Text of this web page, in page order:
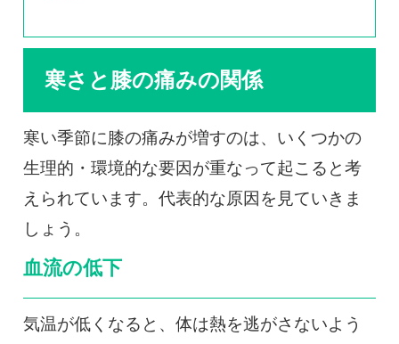
寒さと膝の痛みの関係
寒い季節に膝の痛みが増すのは、いくつかの
生理的・環境的な要因が重なって起こると考
えられています。代表的な原因を見ていきま
しょう。
血流の低下
気温が低くなると、体は熱を逃がさないよう